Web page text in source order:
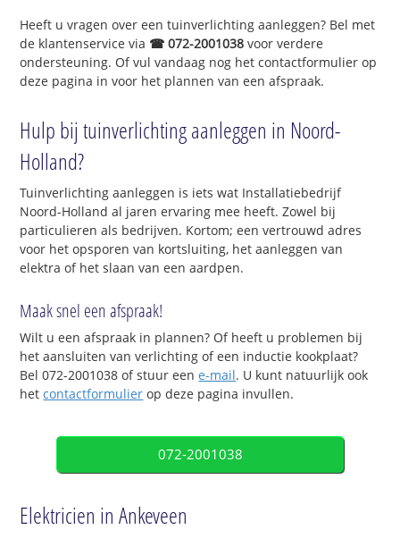
Heeft u vragen over een tuinverlichting aanleggen? Bel met
de klantenservice via ☎ 072-2001038 voor verdere
ondersteuning. Of vul vandaag nog het contactformulier op
deze pagina in voor het plannen van een afspraak.
Hulp bij tuinverlichting aanleggen in Noord-
Holland?
Tuinverlichting aanleggen is iets wat Installatiebedrijf
Noord-Holland al jaren ervaring mee heeft. Zowel bij
particulieren als bedrijven. Kortom; een vertrouwd adres
voor het opsporen van kortsluiting, het aanleggen van
elektra of het slaan van een aardpen.
Maak snel een afspraak!
Wilt u een afspraak in plannen? Of heeft u problemen bij
het aansluiten van verlichting of een inductie kookplaat?
Bel 072-2001038 of stuur eene-mail. U kunt natuurlijk ook
hetcontactformulier op deze pagina invullen.
072-2001038
Elektricien in Ankeveen